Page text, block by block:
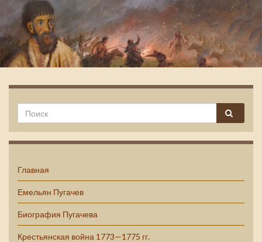
Емельян Пугачев
Главная
Емельян Пугачев
Биография Пугачева
Крестьянская война 1773—1775 гг.